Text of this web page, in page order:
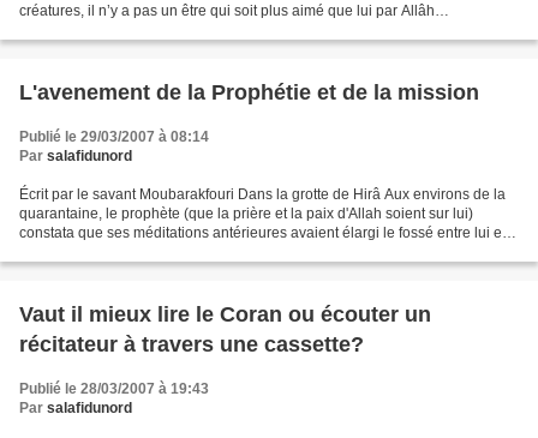
créatures, il n’y a pas un être qui soit plus aimé que lui par Allâh
L'avenement de la Prophétie et de la mission
Publié le 29/03/2007 à 08:14
Par salafidunord
Écrit par le savant Moubarakfouri Dans la grotte de Hirâ Aux environs de la
quarantaine, le prophète (que la prière et la paix d'Allah soient sur lui)
constata que ses méditations antérieures avaient élargi le fossé entre lui et
Vaut il mieux lire le Coran ou écouter un
récitateur à travers une cassette?
Publié le 28/03/2007 à 19:43
Par salafidunord